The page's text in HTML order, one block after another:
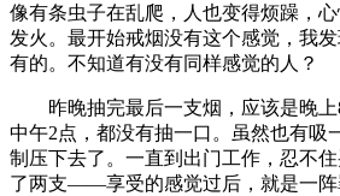
像有条虫子在乱爬，人也变得烦躁，
发火。最开始戒烟没有这个感觉，我
有的。不知道有没有同样感觉的人？
昨晚抽完最后一支烟，应该是晚
中午2点，都没有抽一口。虽然也有吸
制压下去了。一直到出门工作，忍不
了两支——享受的感觉过后，就是一阵